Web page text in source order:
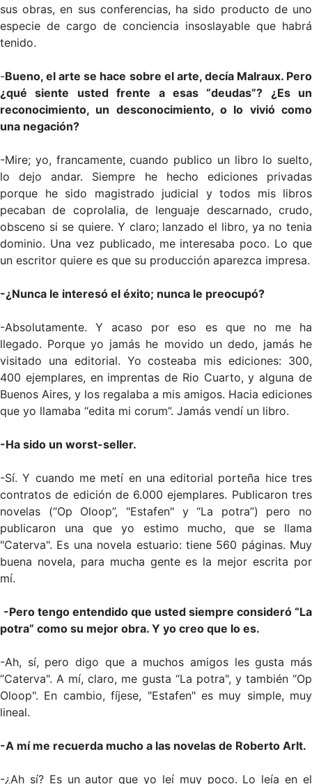
sus obras, en sus conferencias, ha sido producto de uno
especie de cargo de conciencia insoslayable que habrá
tenido.
-Bueno, el arte se hace sobre el arte, decía Malraux. Pero
¿qué siente usted frente a esas “deudas”? ¿Es un
reconocimiento, un desconocimiento, o lo vivió como
una negación?
-Mire; yo, francamente, cuando publico un libro lo suelto,
lo dejo andar. Siempre he hecho ediciones privadas
porque he sido magistrado judicial y todos mis libros
pecaban de coprolalia, de lenguaje descarnado, crudo,
obsceno si se quiere. Y claro; lanzado el libro, ya no tenia
dominio. Una vez publicado, me interesaba poco. Lo que
un escritor quiere es que su producción aparezca impresa.
-¿Nunca le interesó el éxito; nunca le preocupó?
-Absolutamente. Y acaso por eso es que no me ha
llegado. Porque yo jamás he movido un dedo, jamás he
visitado una editorial. Yo costeaba mis ediciones: 300,
400 ejemplares, en imprentas de Rio Cuarto, y alguna de
Buenos Aires, y los regalaba a mis amigos. Hacia ediciones
que yo llamaba “edita mi corum”. Jamás vendí un libro.
-Ha sido un worst-seller.
-Sí. Y cuando me metí en una editorial porteña hice tres
contratos de edición de 6.000 ejemplares. Publicaron tres
novelas (“Op Oloop”, "Estafen" y “La potra”) pero no
publicaron una que yo estimo mucho, que se llama
"Caterva". Es una novela estuario: tiene 560 páginas. Muy
buena novela, para mucha gente es la mejor escrita por
mí.
-Pero tengo entendido que usted siempre consideró “La
potra” como su mejor obra. Y yo creo que lo es.
-Ah, sí, pero digo que a muchos amigos les gusta más
“Caterva". A mí, claro, me gusta “La potra", y también “Op
Oloop". En cambio, fíjese, "Estafen" es muy simple, muy
lineal.
-A mí me recuerda mucho a las novelas de Roberto Arlt.
-¿Ah sí? Es un autor que yo leí muy poco. Lo leía en el